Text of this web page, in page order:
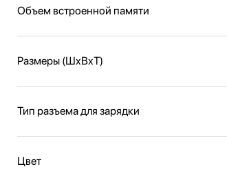
Объем встроенной памяти
Размеры (ШxВxТ)
Тип разъема для зарядки
Цвет